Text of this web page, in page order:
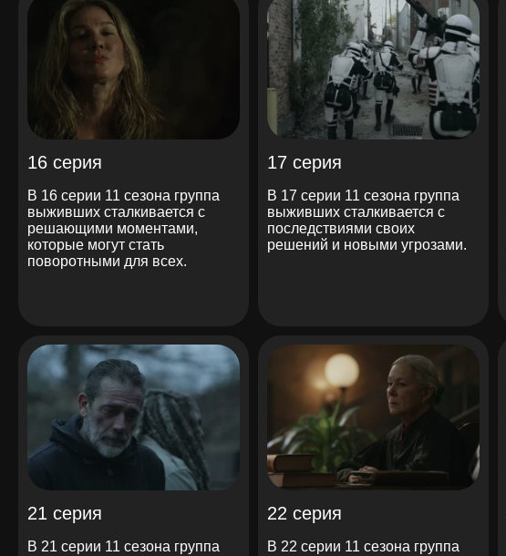
16 серия
В 16 серии 11 сезона группа
выживших сталкивается с
решающими моментами,
которые могут стать
поворотными для всех.
17 серия
В 17 серии 11 сезона группа
выживших сталкивается с
последствиями своих
решений и новыми угрозами.
21 серия
В 21 серии 11 сезона группа
22 серия
В 22 серии 11 сезона группа